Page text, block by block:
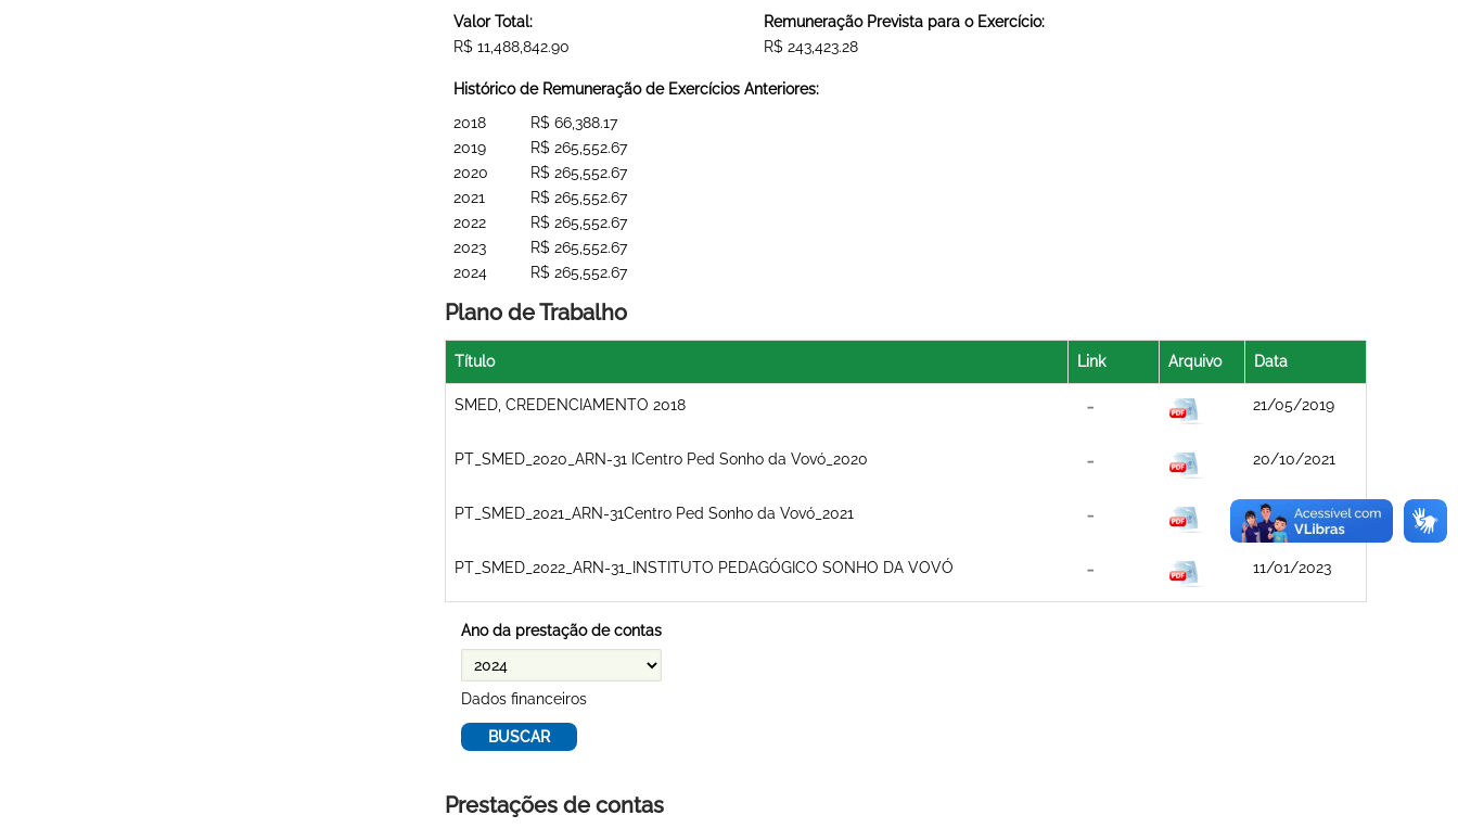
Valor Total:
R$ 11,488,842.90
Remuneração Prevista para o Exercício:
R$ 243,423.28
Histórico de Remuneração de Exercícios Anteriores:
2018
2019
2020
2021
2022
2023
2024
R$ 66,388.17
R$ 265,552.67
R$ 265,552.67
R$ 265,552.67
R$ 265,552.67
R$ 265,552.67
R$ 265,552.67
Plano de Trabalho
Título Link Arquivo Data
SMED, CREDENCIAMENTO 2018 21/05/2019
PT_SMED_2020_ARN-31 ICentro Ped Sonho da Vovó_2020 20/10/2021
PT_SMED_2021_ARN-31Centro Ped Sonho da Vovó_2021 21/10/2021
PT_SMED_2022_ARN-31_INSTITUTO PEDAGÓGICO SONHO DA VOVÓ 11/01/2023
Ano da prestação de contas
Dados financeiros
Prestações de contas